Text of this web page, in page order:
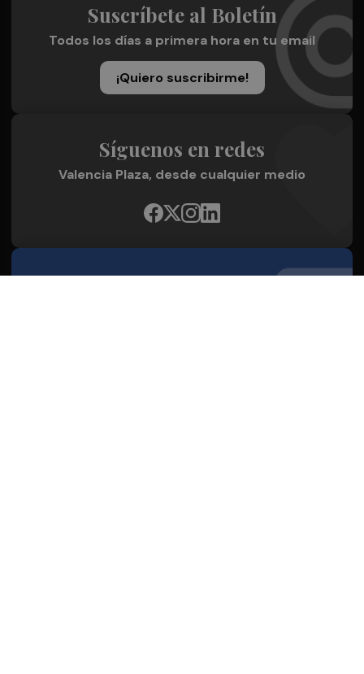
Suscríbete al Boletín
Todos los días a primera hora en tu email
¡Quiero suscribirme!
Síguenos en redes
Valencia Plaza, desde cualquier medio
Quienes Somos